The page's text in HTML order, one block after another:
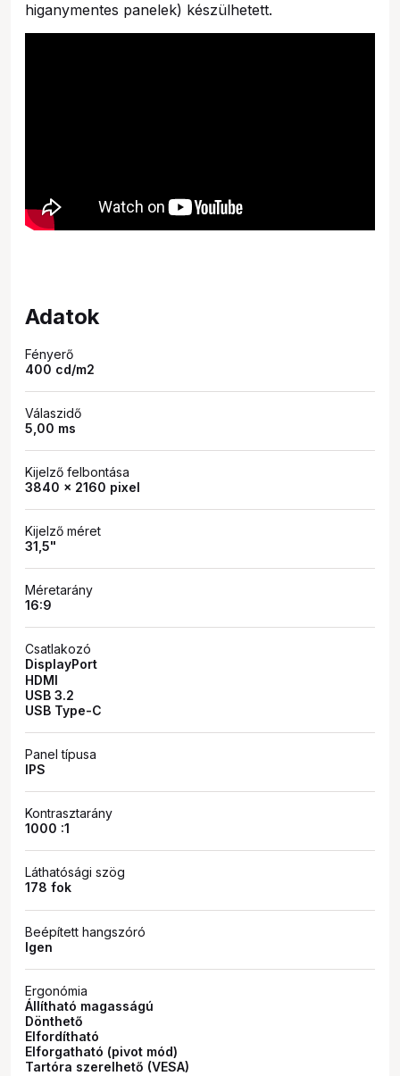
higanymentes panelek) készülhetett.
Adatok
Fényerő
400 cd/m2
Válaszidő
5,00 ms
Kijelző felbontása
3840 x 2160 pixel
Kijelző méret
31,5"
Méretarány
16:9
Csatlakozó
DisplayPort
HDMI
USB 3.2
USB Type-C
Panel típusa
IPS
Kontrasztarány
1000 :1
Láthatósági szög
178 fok
Beépített hangszóró
Igen
Ergonómia
Állítható magasságú
Dönthető
Elfordítható
Elforgatható (pivot mód)
Tartóra szerelhető (VESA)